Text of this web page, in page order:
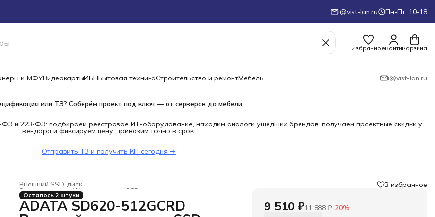
i@vist-lan.ru Пн-Пт, 10-18
ИзбранноеВойтиКорзина
и МФУВидеокартыИБПБытовая техникаСтроительство и ремонтМебель i@vist-lan.ru
или ТЗ? Соберём проект под ключ — от серверов до мебели.
и 223-ФЗ: подбираем реестровое ИТ-оборудование, находим аналоги ушедших брендов, получаем проектные скидки у
вендора и фиксируем цену, привозим точно в срок.
Отправить ТЗ и получить КП сегодня →
Внешний SSD-диск
Жесткие диски, SSD и сетевые накопители
Электроника ›
Главная ›
Осталось 2 штуки
ADATA SD620-512GCRD
В избранное
9 510 ₽11 888 ₽−20%